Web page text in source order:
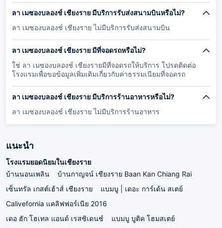
ลา เมซองบลองช์ เชียงราย มีบริการรับส่งสนามบินหรือไม่?
ลา เมซองบลองช์ เชียงราย ไม่มีบริการรับส่งสนามบิน
ลา เมซองบลองช์ เชียงราย มีที่จอดรถหรือไม่?
ใช่ ลา เมซองบลองช์ เชียงรายมีที่จอดรถให้บริการ โปรดติดต่อ
โรงแรมเพื่อขอข้อมูลเพิ่มเติมเกี่ยวกับค่าธรรมเนียมที่จอดรถ
ลา เมซองบลองช์ เชียงราย มีบริการร้านอาหารหรือไม่?
ลา เมซองบลองช์ เชียงราย ไม่มีบริการร้านอาหาร
แนะนำ
โรงแรมยอดนิยมในเชียงราย
บ้านนอนเพลิน
บ้านกาญจน์ เชียงราย Baan Kan Chiang Rai
เซ็นทรัล เกสต์เฮ้าส์ เชียงราย
แบมบู | เดอะ การ์เด้น สเตย์
Calivefornia แคลิฟฟอร์เนีย 2016
เดอ ฮัก โฮเทล แอนด์ เรสซิเดนซ์
แบมบู บูติค โฮมสเตย์